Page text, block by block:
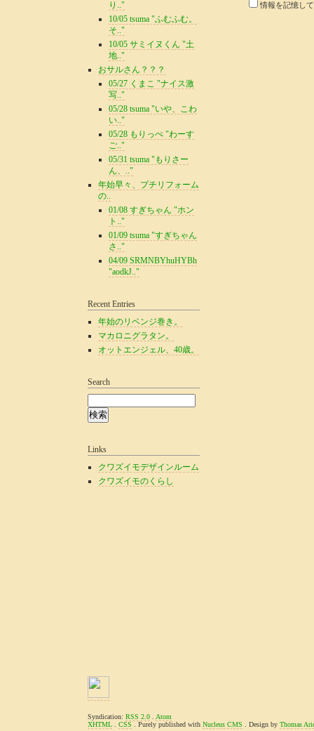
情報を記憶し
り.."
10/05 tsuma "ふむふむ。
そ.."
10/05 サミイヌくん "土
地.."
おサルさん？？？
05/27 くまこ "ナイス激
写.."
05/28 tsuma "いや、こわ
い.."
05/28 もりっぺ "わーす
ご.."
05/31 tsuma "もりさー
ん、.."
年始早々、プチリフォーム
の..
01/08 すぎちゃん "ホン
ト.."
01/09 tsuma "すぎちゃん
さ.."
04/09 SRMNBYhuHYBh
"aodkJ.."
Recent Entries
年始のリベンジ巻き。
マカロニグラタン。
オットエンジェル、40歳。
Search
Links
クワズイモデザインルーム
クワズイモのくらし
Syndication: RSS 2.0
Atom
XHTML
CSS . Purely published with Nucleus CMS . Design by Thomas